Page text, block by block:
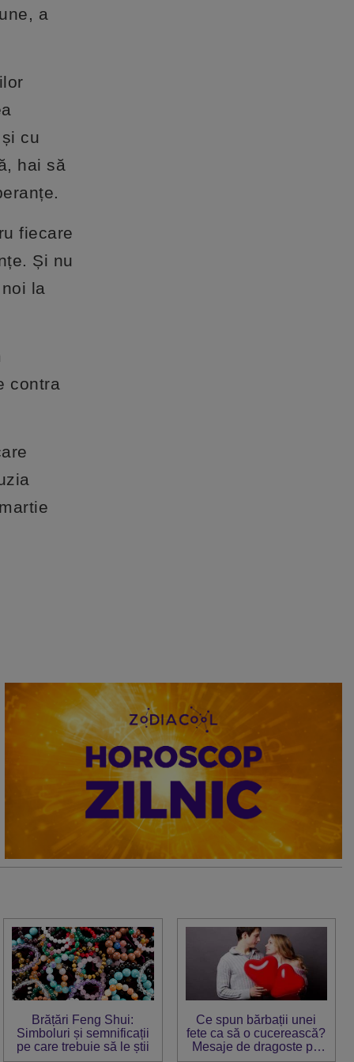
a
cu
hai să
fiecare
Și nu
la
contra
Brățări Feng Shui:
Simboluri și semnificații
pe care trebuie să le știi
Ce spun bărbații unei
fete ca să o cucerească?
Mesaje de dragoste pe